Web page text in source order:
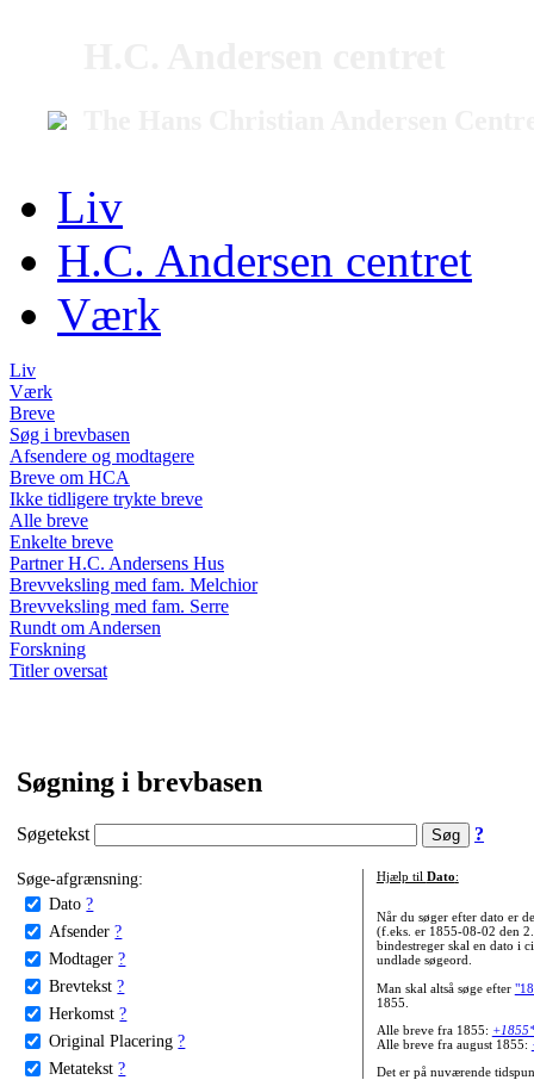
Liv
H.C. Andersen centret
Værk
Liv
Værk
Breve
Søg i brevbasen
Afsendere og modtagere
Breve om HCA
Ikke tidligere trykte breve
Alle breve
Enkelte breve
Partner H.C. Andersens Hus
Brevveksling med fam. Melchior
Brevveksling med fam. Serre
Rundt om Andersen
Forskning
Titler oversat
Søgning i brevbasen
Søgetekst ?
Søge-afgrænsning:
Dato ?
Afsender ?
Modtager ?
Brevtekst ?
Herkomst ?
Original Placering ?
Metatekst ?
Hjælp til Dato:
Når du søger efter dato er
(f.eks. er 1855-08-02 den
bindestreger skal en dato i
undlade søgeord.
Man skal altså søge efter
1855.
Alle breve fra 1855:
Alle breve fra august 1855:
Det er på nuværende